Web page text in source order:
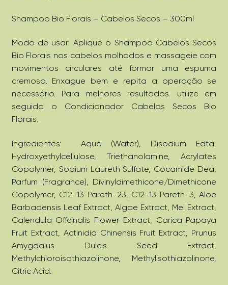
Shampoo Bio Florais – Cabelos Secos – 300ml
Modo de usar: Aplique o Shampoo Cabelos Secos
Bio Florais nos cabelos molhados e massageie com
movimentos circulares até formar uma espuma
cremosa. Enxague bem e repita a operação se
necessário. Para melhores resultados. utilize em
seguida o Condicionador Cabelos Secos Bio
Florais.
Ingredientes: Aqua (Water), Disodium Edta,
Hydroxyethylcellulose, Triethanolamine, Acrylates
Copolymer, Sodium Laureth Sulfate, Cocamide Dea,
Parfum (Fragrance), Divinyldimethicone/Dimethicone
Copolymer, C12-13 Pareth-23, C12-13 Pareth-3, Aloe
Barbadensis Leaf Extract, Algae Extract, Mel Extract,
Calendula Offcinalis Flower Extract, Carica Papaya
Fruit Extract, Actinidia Chinensis Fruit Extract, Prunus
Amygdalus Dulcis Seed Extract,
Methylchloroisothiazolinone, Methylisothiazolinone,
Citric Acid.